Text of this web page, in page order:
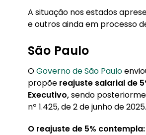
A situação nos estados
e outros ainda em processo
São Paulo
OGoverno de São Paulo
propõe reajuste salarial de
Executivo,sendo
nº 1.425, de 2 de junho de 2025.
O reajuste de 5% contempla: